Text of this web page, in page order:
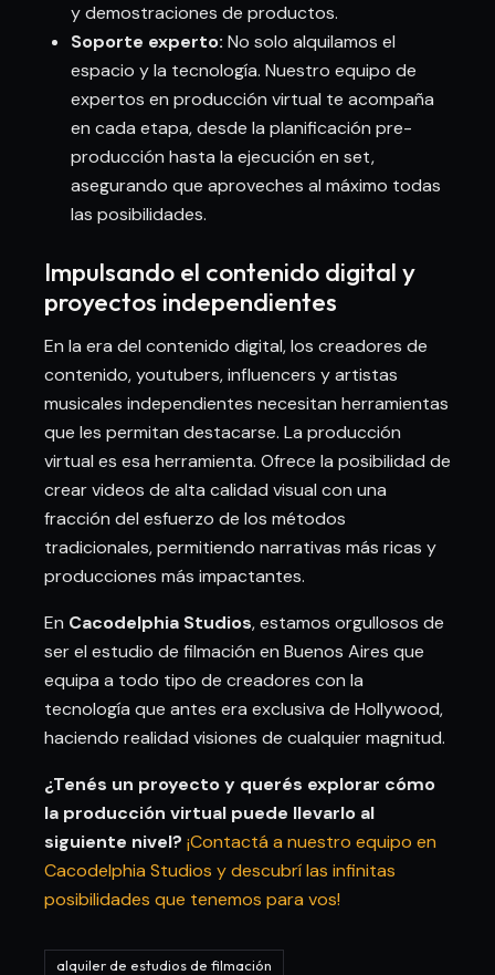
y demostraciones de productos.
Soporte experto: No solo alquilamos el
espacio y la tecnología. Nuestro equipo de
expertos en producción virtual te acompaña
en cada etapa, desde la planificación pre-
producción hasta la ejecución en set,
asegurando que aproveches al máximo todas
las posibilidades.
Impulsando el contenido digital y
proyectos independientes
En la era del contenido digital, los creadores de
contenido, youtubers, influencers y artistas
musicales independientes necesitan herramientas
que les permitan destacarse. La producción
virtual es esa herramienta. Ofrece la posibilidad de
crear videos de alta calidad visual con una
fracción del esfuerzo de los métodos
tradicionales, permitiendo narrativas más ricas y
producciones más impactantes.
En Cacodelphia Studios, estamos orgullosos de
ser el estudio de filmación en Buenos Aires que
equipa a todo tipo de creadores con la
tecnología que antes era exclusiva de Hollywood,
haciendo realidad visiones de cualquier magnitud.
¿Tenés un proyecto y querés explorar cómo
la producción virtual puede llevarlo al
siguiente nivel? ¡Contactá a nuestro equipo en
Cacodelphia Studios y descubrí las infinitas
posibilidades que tenemos para vos!
alquiler de estudios de filmación